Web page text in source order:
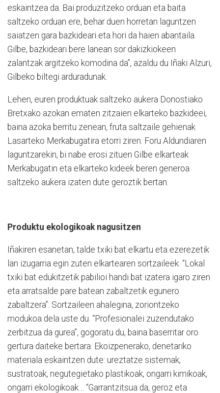
eskaintzea da. Bai produzitzeko orduan eta baita
saltzeko orduan ere, behar duen horretan laguntzen
saiatzen gara bazkideari eta hori da haien abantaila.
Gilbe, bazkideari bere lanean sor dakizkiokeen
zalantzak argitzeko komodina da”, azaldu du Iñaki Alzuri,
Gilbeko biltegi arduradunak.
Lehen, euren produktuak saltzeko aukera Donostiako
Bretxako azokan ematen zitzaien elkarteko bazkideei,
baina azoka berritu zenean, fruta saltzaile gehienak
Lasarteko Merkabugatira etorri ziren. Foru Aldundiaren
laguntzarekin, bi nabe erosi zituen Gilbe elkarteak
Merkabugatin eta elkarteko kideek beren generoa
saltzeko aukera izaten dute geroztik bertan.
Produktu ekologikoak nagusitzen
Iñakiren esanetan, talde txiki bat elkartu eta ezerezetik
lan izugarria egin zuten elkartearen sortzaileek. “Lokal
txiki bat edukitzetik pabilioi handi bat izatera igaro ziren
eta arratsalde pare batean zabaltzetik egunero
zabaltzera”. Sortzaileen ahalegina, zoriontzeko
modukoa dela uste du. “Profesionalei zuzendutako
zerbitzua da gurea”, gogoratu du, baina baserritar oro
gertura daiteke bertara. Ekoizpenerako, denetariko
materiala eskaintzen dute: ureztatze sistemak,
sustratoak, negutegietako plastikoak, ongarri kimikoak,
ongarri ekologikoak… “Garrantzitsua da, geroz eta